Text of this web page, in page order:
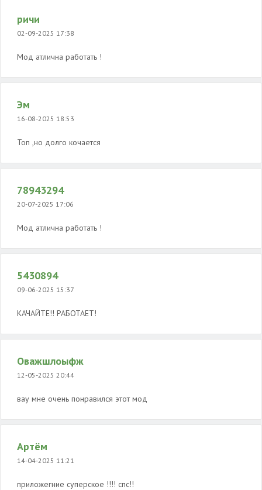
ричи
02-09-2025 17:38
Мод атлична работать !
Эм
16-08-2025 18:53
Топ ,но долго кочается
78943294
20-07-2025 17:06
Мод атлична работать !
5430894
09-06-2025 15:37
КАЧАЙТЕ!! РАБОТАЕТ!
Оважшлоыфж
12-05-2025 20:44
вау мне очень понравился этот мод
Артём
14-04-2025 11:21
приложегние суперское !!!! спс!!